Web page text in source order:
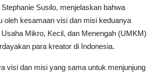
Susilo, menjelaskan bahwa
oleh kesamaan visi dan misi keduanya
Mikro, Kecil, dan Menengah (UMKM)
para kreator di Indonesia.
visi dan misi yang sama untuk menjunjung